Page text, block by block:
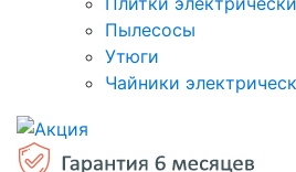
Пылесосы
Утюги
Чайники